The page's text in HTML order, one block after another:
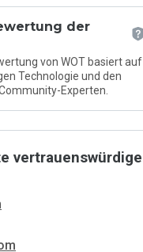
der
von WOT basiert auf
Technologie und den
Experten.
vertrauenswürdige